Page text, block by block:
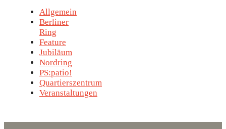
Allgemein
Berliner
Ring
Feature
Jubiläum
Nordring
PS:patio!
Quartierszentrum
Veranstaltungen